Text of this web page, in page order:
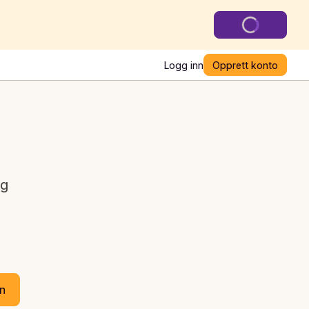
Logg inn Opprett konto